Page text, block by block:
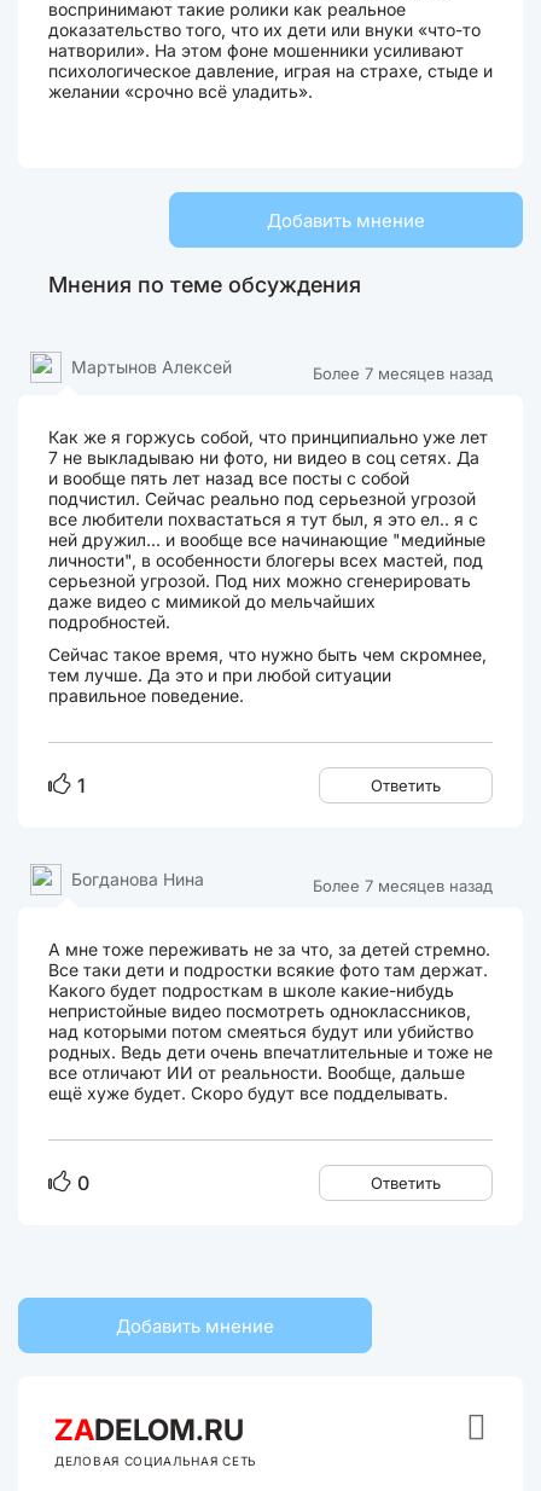
воспринимают такие ролики как реальное
доказательство того, что их дети или внуки «что-то
натворили». На этом фоне мошенники усиливают
психологическое давление, играя на страхе, стыде и
желании «срочно всё уладить».
Добавить мнение
Мнения по теме обсуждения
Более 7 месяцев назад
Мартынов Алексей
Как же я горжусь собой, что принципиально уже лет
7 не выкладываю ни фото, ни видео в соц сетях. Да
и вообще пять лет назад все посты с собой
подчистил. Сейчас реально под серьезной угрозой
все любители похвастаться я тут был, я это ел.. я с
ней дружил... и вообще все начинающие "медийные
личности", в особенности блогеры всех мастей, под
серьезной угрозой. Под них можно сгенерировать
даже видео с мимикой до мельчайших
подробностей.
Сейчас такое время, что нужно быть чем скромнее,
тем лучше. Да это и при любой ситуации
правильное поведение.
1 Ответить
Более 7 месяцев назад
Богданова Нина
А мне тоже переживать не за что, за детей стремно.
Все таки дети и подростки всякие фото там держат.
Какого будет подросткам в школе какие-нибудь
непристойные видео посмотреть одноклассников,
над которыми потом смеяться будут или убийство
родных. Ведь дети очень впечатлительные и тоже не
все отличают ИИ от реальности. Вообще, дальше
ещё хуже будет. Скоро будут все подделывать.
0 Ответить
Добавить мнение
ZADELOM.RU
ДЕЛОВАЯ СОЦИАЛЬНАЯ СЕТЬ
